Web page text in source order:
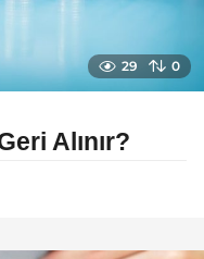
29 0
Alınır?